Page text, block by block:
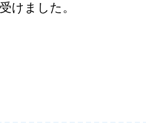
けました。